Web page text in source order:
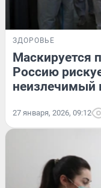
ЗДОРОВЬЕ
Маскируется
Россию
неизлечимый
27 января, 2026, 09:12